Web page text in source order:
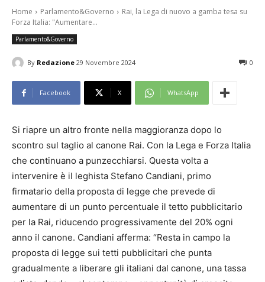
Home Parlamento&Governo
Rai, la Lega di nuovo a gamba tesa su
Forza Italia: "Aumentare...
Parlamento&Governo
By Redazione 29 Novembre 2024 0
Facebook X WhatsApp
Si riapre un altro fronte nella maggioranza dopo lo
scontro sul taglio al canone Rai. Con la Lega e Forza Italia
che continuano a punzecchiarsi. Questa volta a
intervenire è il leghista Stefano Candiani, primo
firmatario della proposta di legge che prevede di
aumentare di un punto percentuale il tetto pubblicitario
per la Rai, riducendo progressivamente del 20% ogni
anno il canone. Candiani afferma: “Resta in campo la
proposta di legge sui tetti pubblicitari che punta
gradualmente a liberare gli italiani dal canone, una tassa